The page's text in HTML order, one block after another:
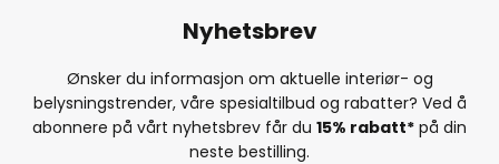
Nyhetsbrev
Ønsker du informasjon om aktuelle interiør- og
belysningstrender, våre spesialtilbud og rabatter? Ved å
abonnere på vårt nyhetsbrev får du 15% rabatt* på din
neste bestilling.